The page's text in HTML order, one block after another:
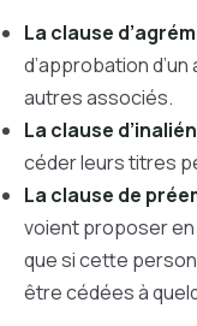
La clause
d’approbation
autres associés.
La clause
céder leurs titres
La clause de
voient proposer en
que si cette
être cédées à